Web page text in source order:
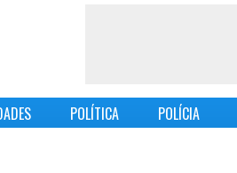
POLÍTICA POLÍCIA